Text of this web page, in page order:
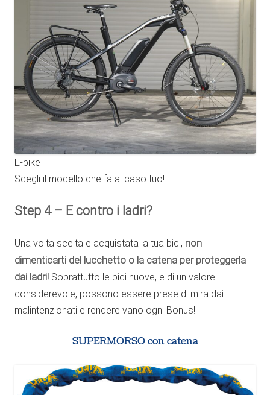
E-bike
Scegli il modello che fa al caso tuo!
Step 4 – E contro i ladri?
Una volta scelta e acquistata la tua bici, non
dimenticarti del lucchetto o la catena per proteggerla
dai ladri! Soprattutto le bici nuove, e di un valore
considerevole, possono essere prese di mira dai
malintenzionati e rendere vano ogni Bonus!
SUPERMORSO con catena